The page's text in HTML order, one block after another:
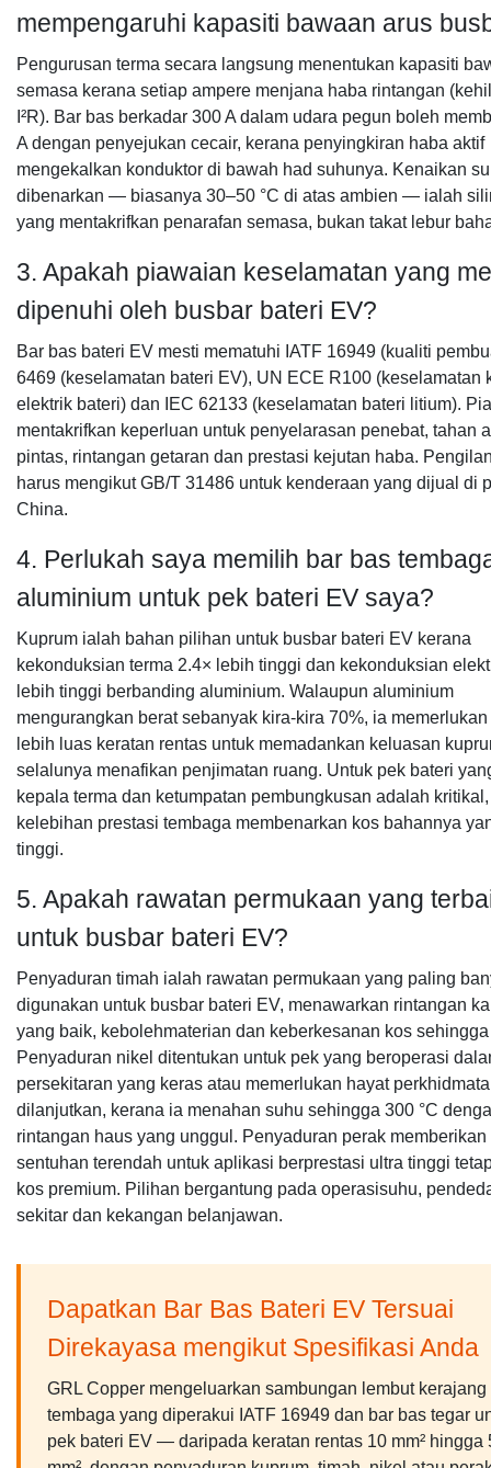
mempengaruhi kapasiti bawaan arus
Pengurusan terma secara langsung menentukan kapasiti
semasa kerana setiap ampere menjana haba rintangan
I²R). Bar bas berkadar 300 A dalam udara pegun boleh
A dengan penyejukan cecair, kerana penyingkiran haba aktif
mengekalkan konduktor di bawah had suhunya. Kenaikan
dibenarkan — biasanya 30–50 °C di atas ambien — ialah
yang mentakrifkan penarafan semasa, bukan takat lebur
3. Apakah piawaian keselamatan yang
dipenuhi oleh busbar bateri EV?
Bar bas bateri EV mesti mematuhi IATF 16949 (kualiti
6469 (keselamatan bateri EV), UN ECE R100 (keselamatan
elektrik bateri) dan IEC 62133 (keselamatan bateri litium).
mentakrifkan keperluan untuk penyelarasan penebat, tahan
pintas, rintangan getaran dan prestasi kejutan haba.
harus mengikut GB/T 31486 untuk kenderaan yang dijual di
China.
4. Perlukah saya memilih bar bas
aluminium untuk pek bateri EV saya?
Kuprum ialah bahan pilihan untuk busbar bateri EV kerana
kekonduksian terma 2.4× lebih tinggi dan kekonduksian
lebih tinggi berbanding aluminium. Walaupun aluminium
mengurangkan berat sebanyak kira-kira 70%, ia
lebih luas keratan rentas untuk memadankan keluasan
selalunya menafikan penjimatan ruang. Untuk pek bateri
kepala terma dan ketumpatan pembungkusan adalah kritikal,
kelebihan prestasi tembaga membenarkan kos bahannya
tinggi.
5. Apakah rawatan permukaan yang
untuk busbar bateri EV?
Penyaduran timah ialah rawatan permukaan yang paling
digunakan untuk busbar bateri EV, menawarkan rintangan
yang baik, kebolehmaterian dan keberkesanan kos sehingga
Penyaduran nikel ditentukan untuk pek yang beroperasi
persekitaran yang keras atau memerlukan hayat
dilanjutkan, kerana ia menahan suhu sehingga 300 °C
rintangan haus yang unggul. Penyaduran perak
sentuhan terendah untuk aplikasi berprestasi ultra tinggi
kos premium. Pilihan bergantung pada operasisuhu,
sekitar dan kekangan belanjawan.
Dapatkan Bar Bas Bateri EV Tersuai
Direkayasa mengikut Spesifikasi Anda
GRL Copper mengeluarkan sambungan lembut kerajang
tembaga yang diperakui IATF 16949 dan bar bas tegar
pek bateri EV — daripada keratan rentas 10 mm² hingga